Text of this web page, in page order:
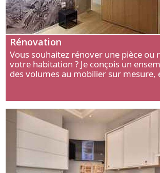
Rénovation
Vous souhaitez rénover une pièce ou
votre habitation ? Je conçois un
des volumes au mobilier sur mesure,